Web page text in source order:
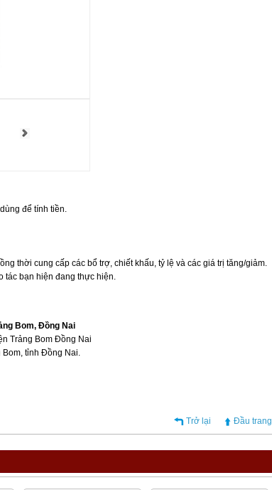
để tính tiền.
thời cung cấp các bổ trợ, chiết khấu, tỷ lệ và các giá trị tăng/giảm.
tác bạn hiện đang thực hiện.
Bom, Đồng Nai
Trảng Bom Đồng Nai
Bom, tỉnh Đồng Nai.
Trở lại Đầu trang